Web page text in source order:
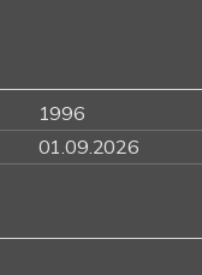
1996
01.09.2026